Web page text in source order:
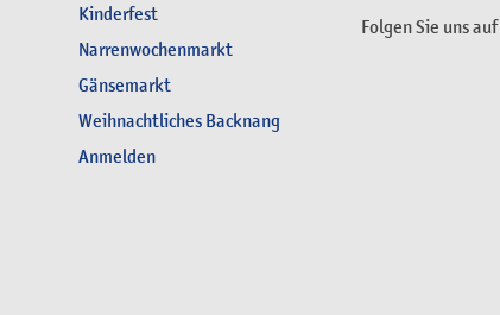
Kinderfest
Narrenwochenmarkt
Gänsemarkt
Weihnachtliches Backnang
Anmelden
Folgen Sie uns auf